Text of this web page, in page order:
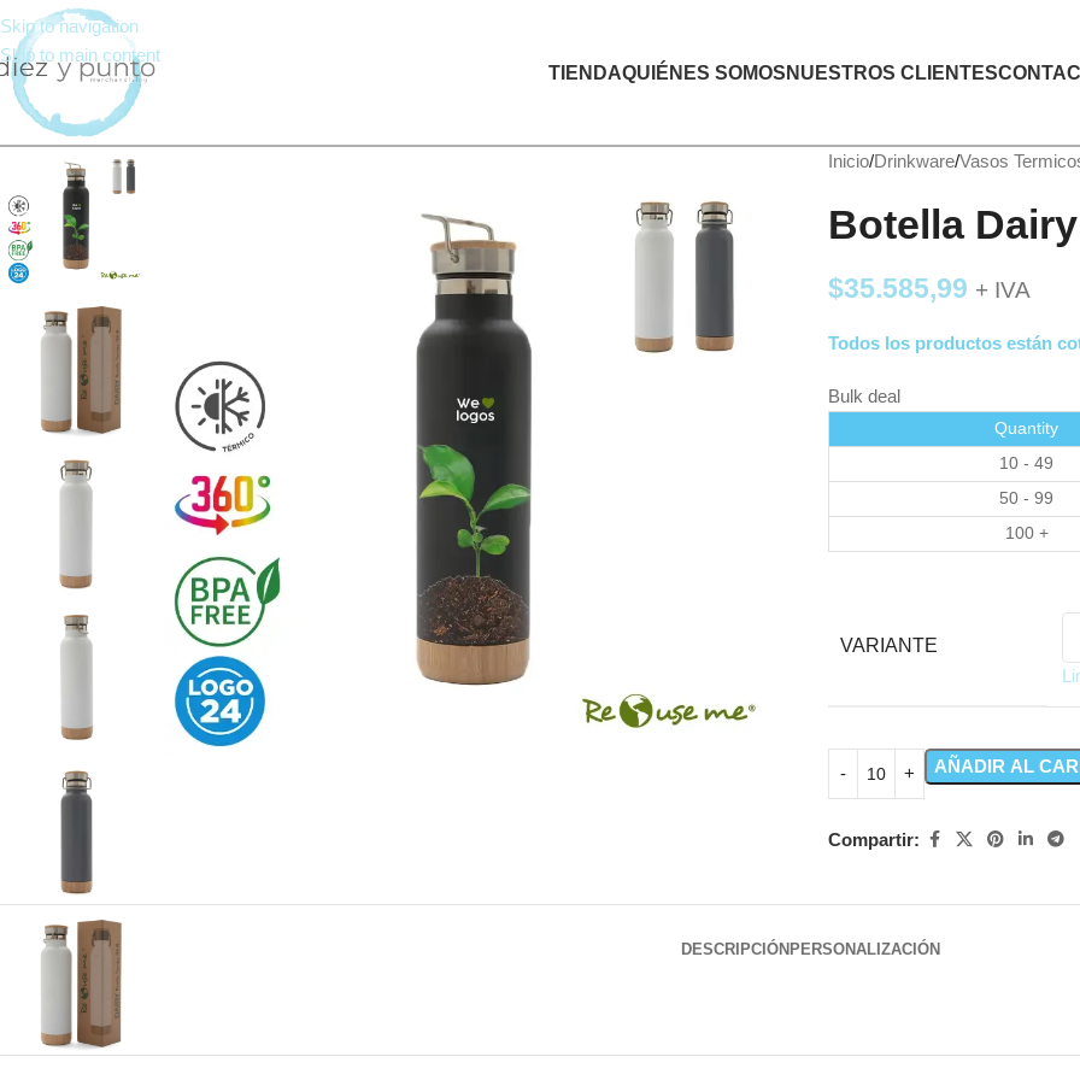
Skip to navigation
Skip to main content
TIENDAQUIÉNES SOMOS NUESTROS CLIENTES
Inicio Drinkware Vasos
Botella Dairy
$35.585,99 + IVA
Todos los productos están
Bulk deal
Quantity
10 - 49
50 - 99
100 +
VARIANTE
AÑADIR AL
Compartir:
DESCRIPCIÓN PERSONALIZACIÓN